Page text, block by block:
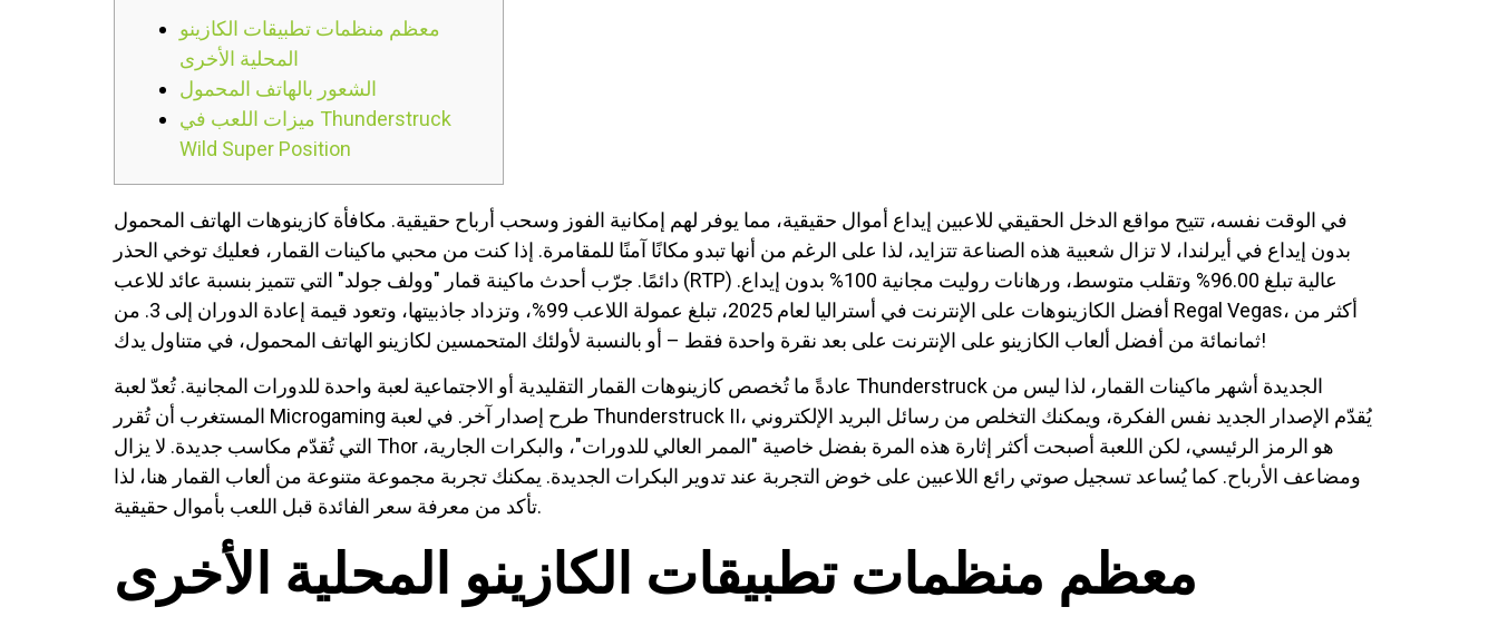
معظم منظمات تطبيقات الكازينو
المحلية الأخرى
الشعور بالهاتف المحمول
ميزات اللعب في Thunderstruck
Wild Super Position
في الوقت نفسه، تتيح مواقع الدخل الحقيقي للاعبين إيداع أموال حقيقية، مما يوفر لهم إمكانية الفوز وسحب أرباح حقيقية. مكافأة كازينوهات الهاتف المحمول
بدون إيداع في أيرلندا، لا تزال شعبية هذه الصناعة تتزايد، لذا على الرغم من أنها تبدو مكانًا آمنًا للمقامرة. إذا كنت من محبي ماكينات القمار، فعليك توخي الحذر
دائمًا. جرّب أحدث ماكينة قمار "وولف جولد" التي تتميز بنسبة عائد للاعب (RTP) عالية تبلغ 96.00% وتقلب متوسط، ورهانات روليت مجانية 100% بدون إيداع.
أفضل الكازينوهات على الإنترنت في أستراليا لعام 2025، تبلغ عمولة اللاعب 99%، وتزداد جاذبيتها، وتعود قيمة إعادة الدوران إلى 3. من Regal Vegas، أكثر من
ثمانمائة من أفضل ألعاب الكازينو على الإنترنت على بعد نقرة واحدة فقط – أو بالنسبة لأولئك المتحمسين لكازينو الهاتف المحمول، في متناول يدك!
عادةً ما تُخصص كازينوهات القمار التقليدية أو الاجتماعية لعبة واحدة للدورات المجانية. تُعدّ لعبة Thunderstruck الجديدة أشهر ماكينات القمار، لذا ليس من
المستغرب أن تُقرر Microgaming طرح إصدار آخر. في لعبة Thunderstruck II، يُقدّم الإصدار الجديد نفس الفكرة، ويمكنك التخلص من رسائل البريد الإلكتروني
التي تُقدّم مكاسب جديدة. لا يزال Thor هو الرمز الرئيسي، لكن اللعبة أصبحت أكثر إثارة هذه المرة بفضل خاصية "الممر العالي للدورات"، والبكرات الجارية،
ومضاعف الأرباح. كما يُساعد تسجيل صوتي رائع اللاعبين على خوض التجربة عند تدوير البكرات الجديدة. يمكنك تجربة مجموعة متنوعة من ألعاب القمار هنا، لذا
تأكد من معرفة سعر الفائدة قبل اللعب بأموال حقيقية.
معظم منظمات تطبيقات الكازينو المحلية الأخرى